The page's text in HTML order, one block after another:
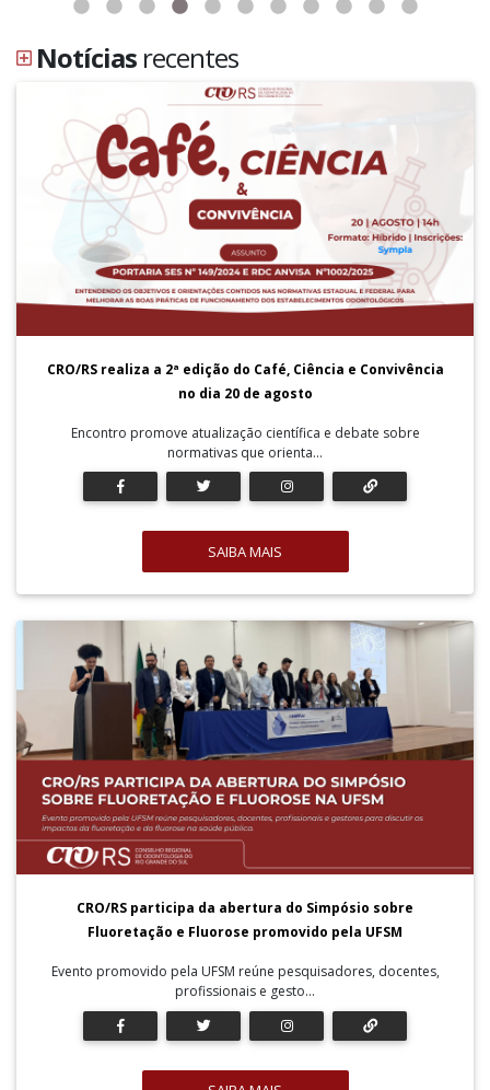
Notícias recentes
CRO/RS realiza a 2ª edição do Café, Ciência e Convivência
no dia 20 de agosto
Encontro promove atualização científica e debate sobre
normativas que orienta...
SAIBA MAIS
CRO/RS participa da abertura do Simpósio sobre
Fluoretação e Fluorose promovido pela UFSM
Evento promovido pela UFSM reúne pesquisadores, docentes,
profissionais e gesto...